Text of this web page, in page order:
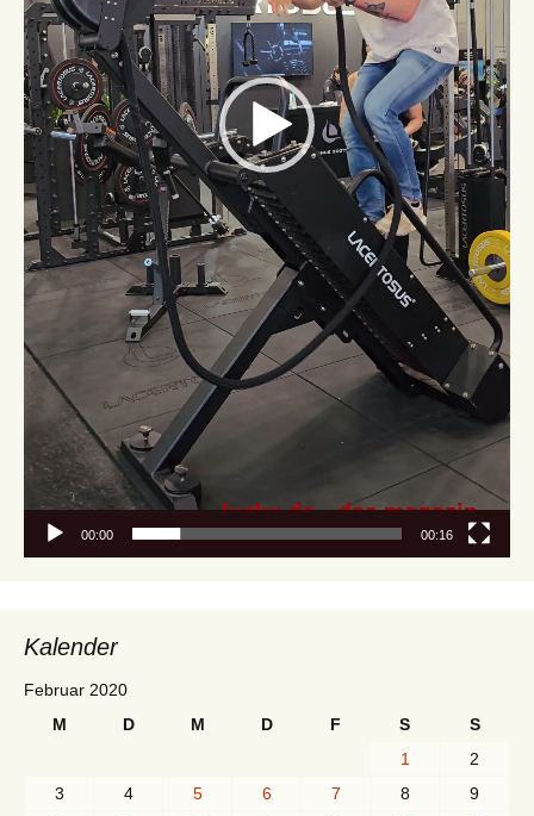
00:00 00:16
Kalender
Februar 2020
M
D M D F S
S
1
2
3
4 5 6 7 8
9